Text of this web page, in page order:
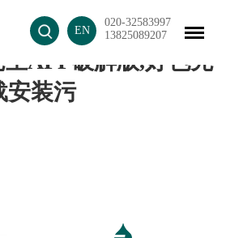
新下载入口,好色视
APP破解版,好色先
安装污
EN
020-32583997
13825089207